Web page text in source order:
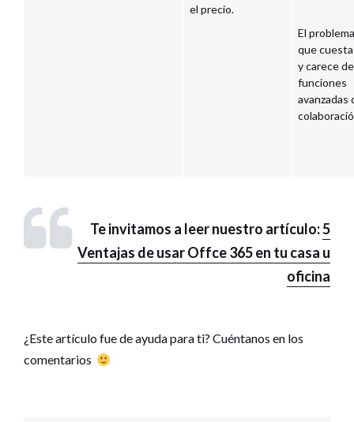
el precio.
El
que
y carece de
funciones
avanzadas
Te invitamos a leer nuestro artículo:5
Ventajas de usar Offce 365 en tu casa u
oficina
¿Este artículo fue de ayuda para ti? Cuéntanos en los
comentarios